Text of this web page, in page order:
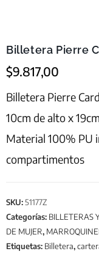
Billetera Pierre
$9.817,00
Billetera Pierre
10cm de alto x
Material 100% PU
compartimentos
SKU: 51177Z
Categorías: BILLETERAS
DE MUJER,
Etiquetas: Billetera,